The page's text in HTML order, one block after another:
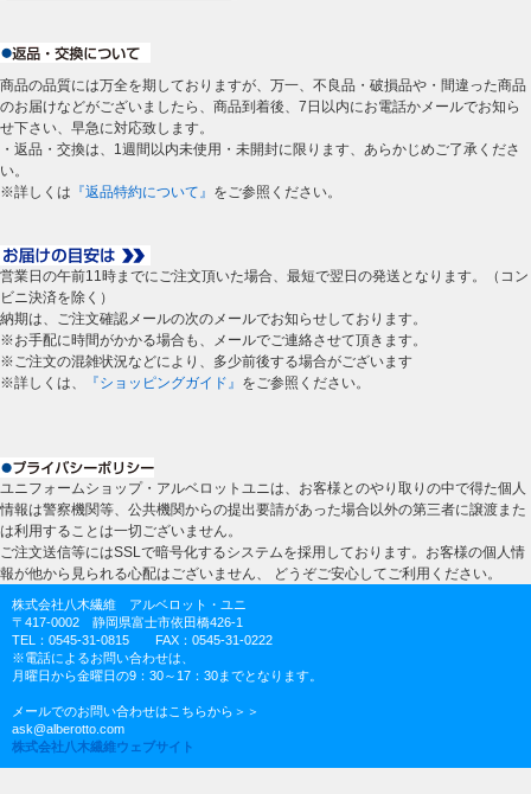
商品の品質には万全を期しておりますが、万一、不良品・破損品や・間違った商品
のお届けなどがございましたら、商品到着後、7日以内にお電話かメールでお知ら
せ下さい、早急に対応致します。
・返品・交換は、1週間以内未使用・未開封に限ります、あらかじめご了承くださ
い。
※詳しくは 『返品特約について』 をご参照ください。
営業日の午前11時までにご注文頂いた場合、最短で翌日の発送となります。（コン
ビニ決済を除く）
納期は、ご注文確認メールの次のメールでお知らせしております。
※お手配に時間がかかる場合も、メールでご連絡させて頂きます。
※ご注文の混雑状況などにより、多少前後する場合がございます
※詳しくは、
『ショッピングガイド』 をご参照ください。
ユニフォームショップ・アルベロットユニは、お客様とのやり取りの中で得た個人
情報は警察機関等、公共機関からの提出要請があった場合以外の第三者に譲渡また
は利用することは一切ございません。
ご注文送信等にはSSLで暗号化するシステムを採用しております。お客様の個人情
報が他から見られる心配はございません、 どうぞご安心してご利用ください。
株式会社八木繊維 アルベロット・ユニ
〒417-0002 静岡県富士市依田橋426-1
TEL：0545-31-0815 FAX：0545-31-0222
※電話によるお問い合わせは、
月曜日から金曜日の9：30～17：30までとなります。
メールでのお問い合わせはこちらから＞＞
ask@alberotto.com
株式会社八木繊維ウェブサイト